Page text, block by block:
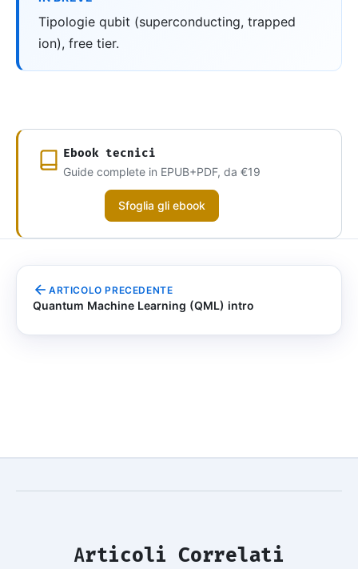
Tipologie qubit (superconducting, trapped
ion), free tier.
Ebook tecnici
Guide complete in EPUB+PDF, da €19
Sfoglia gli ebook
ARTICOLO PRECEDENTE
Quantum Machine Learning (QML) intro
Articoli Correlati